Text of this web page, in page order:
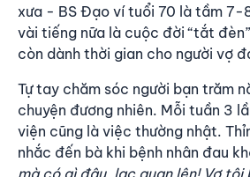
xưa - BS Đạo ví tuổi 70 là tầm 7-
vài tiếng nữa là cuộc đời “tắt
còn dành thời gian cho người vợ
Tự tay chăm sóc người bạn trăm
chuyện đương nhiên. Mỗi tuần 3
viện cũng là việc thường nhật.
nhắc đến bà khi bệnh nhân đau
mà có gì đâu, lạc quan lên! Vợ tôi